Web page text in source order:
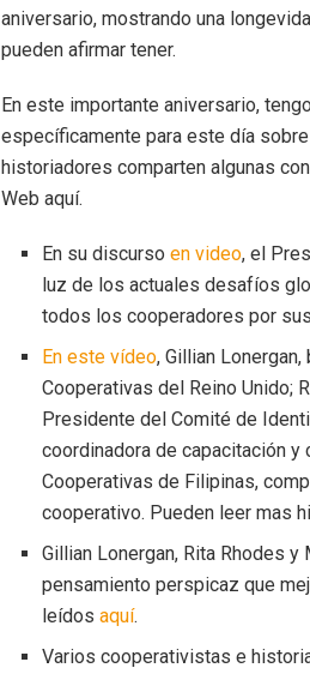
aniversario, mostrando una
pueden afirmar tener.
En este importante aniversario,
específicamente para este día
historiadores comparten algunas
Web aquí.
En su discursoen video, el
luz de los actuales desafíos
todos los cooperadores por
En este vídeo, Gillian
Cooperativas del Reino Unido;
Presidente del Comité de
coordinadora de capacitación
Cooperativas de Filipinas,
cooperativo. Pueden leer mas
Gillian Lonergan, Rita Rhodes
pensamiento perspicaz que
leídosaquí.
Varios cooperativistas e